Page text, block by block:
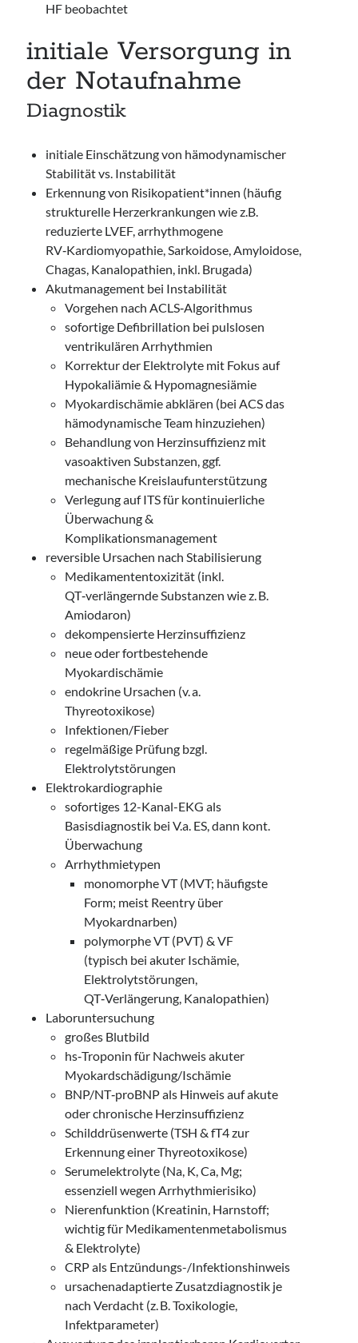
HF beobachtet
initiale Versorgung in
der Notaufnahme
Diagnostik
initiale Einschätzung von hämodynamischer
Stabilität vs. Instabilität
Erkennung von Risikopatient*innen (häufig
strukturelle Herzerkrankungen wie z.B.
reduzierte LVEF, arrhythmogene
RV‑Kardiomyopathie, Sarkoidose, Amyloidose,
Chagas, Kanalopathien, inkl. Brugada)
Akutmanagement bei Instabilität
Vorgehen nach ACLS‑Algorithmus
sofortige Defibrillation bei pulslosen
ventrikulären Arrhythmien
Korrektur der Elektrolyte mit Fokus auf
Hypokaliämie & Hypomagnesiämie
Myokardischämie abklären (bei ACS das
hämodynamische Team hinzuziehen)
Behandlung von Herzinsuffizienz mit
vasoaktiven Substanzen, ggf.
mechanische Kreislaufunterstützung
Verlegung auf ITS für kontinuierliche
Überwachung &
Komplikationsmanagement
reversible Ursachen nach Stabilisierung
Medikamententoxizität (inkl.
QT‑verlängernde Substanzen wie z. B.
Amiodaron)
dekompensierte Herzinsuffizienz
neue oder fortbestehende
Myokardischämie
endokrine Ursachen (v. a.
Thyreotoxikose)
Infektionen/Fieber
regelmäßige Prüfung bzgl.
Elektrolytstörungen
Elektrokardiographie
sofortiges 12-Kanal-EKG als
Basisdiagnostik bei V.a. ES, dann kont.
Überwachung
Arrhythmietypen
monomorphe VT (MVT; häufigste
Form; meist Reentry über
Myokardnarben)
polymorphe VT (PVT) & VF
(typisch bei akuter Ischämie,
Elektrolytstörungen,
QT‑Verlängerung, Kanalopathien)
Laboruntersuchung
großes Blutbild
hs‑Troponin für Nachweis akuter
Myokardschädigung/Ischämie
BNP/NT‑proBNP als Hinweis auf akute
oder chronische Herzinsuffizienz
Schilddrüsenwerte (TSH & fT4 zur
Erkennung einer Thyreotoxikose)
Serumelektrolyte (Na, K, Ca, Mg;
essenziell wegen Arrhythmierisiko)
Nierenfunktion (Kreatinin, Harnstoff;
wichtig für Medikamentenmetabolismus
& Elektrolyte)
CRP als Entzündungs-/Infektionshinweis
ursachenadaptierte Zusatzdiagnostik je
nach Verdacht (z. B. Toxikologie,
Infektparameter)